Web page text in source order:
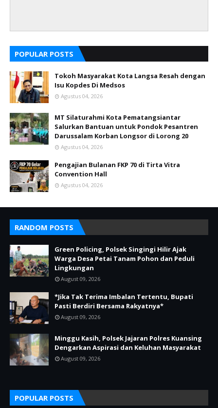
POPULAR POSTS
Tokoh Masyarakat Kota Langsa Resah dengan
Isu Kopdes Di Medsos
Agustus 04, 2026
MT Silaturahmi Kota Pematangsiantar
Salurkan Bantuan untuk Pondok Pesantren
Darussalam Korban Longsor di Lorong 20
Agustus 04, 2026
Pengajian Bulanan FKP 70 di Tirta Vitra
Convention Hall
Agustus 04, 2026
RANDOM POSTS
Green Policing, Polsek Singingi Hilir Ajak
Warga Desa Petai Tanam Pohon dan Peduli
Lingkungan
August 09, 2026
*Jika Tak Terima Imbalan Tertentu, Bupati
Pasti Berdiri Bersama Rakyatnya*
August 09, 2026
Minggu Kasih, Polsek Jajaran Polres Kuansing
Dengarkan Aspirasi dan Keluhan Masyarakat
August 09, 2026
POPULAR POSTS